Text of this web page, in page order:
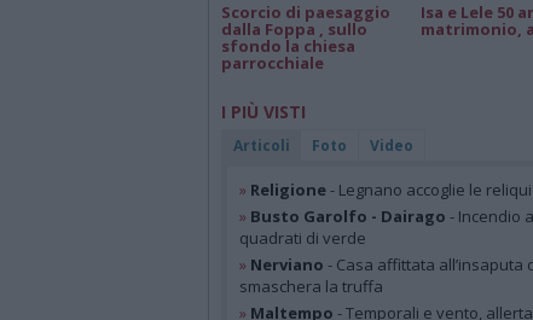
Scorcio di paesaggio
dalla Foppa , sullo
sfondo la chiesa
parrocchiale
Isa e Lele 50
matrimonio,
I PIÙ VISTI
Articoli Foto Video
» Religione- Legnano accoglie le
» Busto Garolfo - Dairago - Incendio
quadrati di verde
» Nerviano - Casa affittata all’insaputa
smaschera la truffa
» Maltempo - Temporali e vento,